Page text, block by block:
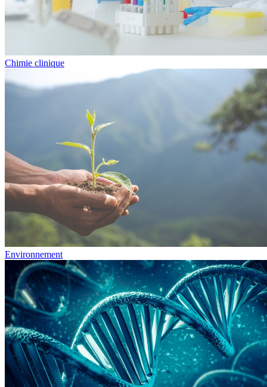
Chimie clinique
Environnement